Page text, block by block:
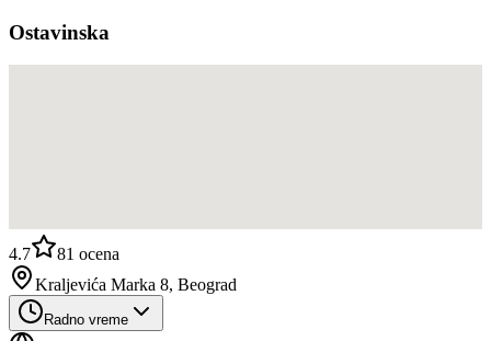
Ostavinska
4.7 81 ocena
Kraljevića Marka 8, Beograd
Radno vreme